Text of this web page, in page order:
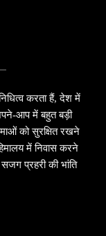
करता हैं, देश में
आप में बहुत बड़ी
को सुरक्षित रखने
में निवास करने
प्रहरी की भांति